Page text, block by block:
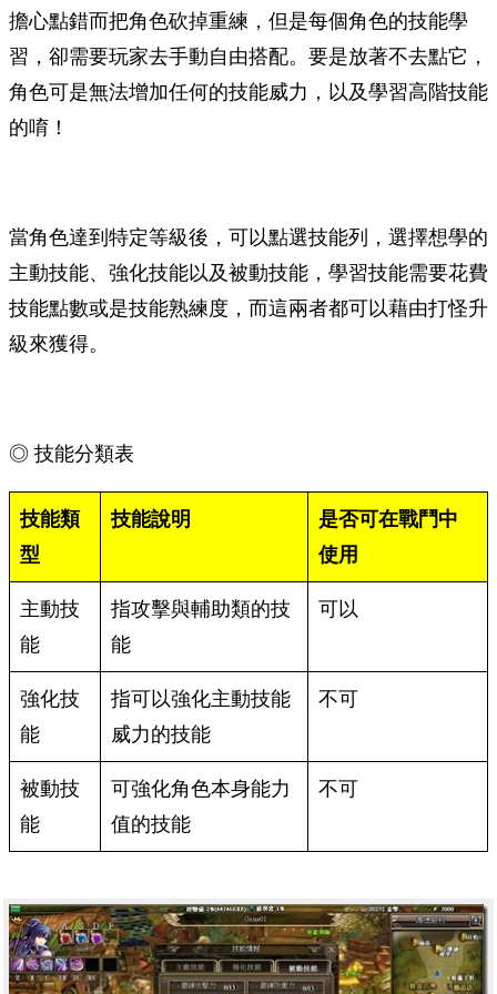
擔心點錯而把角色砍掉重練，但是每個角色的技能學
習，卻需要玩家去手動自由搭配。要是放著不去點它，
角色可是無法增加任何的技能威力，以及學習高階技能
的唷！
當角色達到特定等級後，可以點選技能列，選擇想學的
主動技能、強化技能以及被動技能，學習技能需要花費
技能點數或是技能熟練度，而這兩者都可以藉由打怪升
級來獲得。
◎ 技能分類表
技能類
型
技能說明
是否可在戰鬥中
使用
主動技
能
指攻擊與輔助類的技
能
可以
強化技
能
指可以強化主動技能
威力的技能
不可
被動技
能
可強化角色本身能力
值的技能
不可